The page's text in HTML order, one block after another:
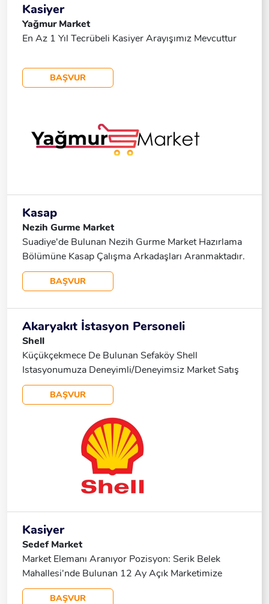
Kasiyer
Yağmur Market
En Az 1 Yıl Tecrübeli Kasiyer Arayışımız Mevcuttur
BAŞVUR
Kasap
Nezih Gurme Market
Suadiye'de Bulunan Nezih Gurme Market Hazırlama
Bölümüne Kasap Çalışma Arkadaşları Aranmaktadır.
📞 539 316 52 42
BAŞVUR
Akaryakıt İstasyon Personeli
Shell
Küçükçekmece De Bulunan Sefaköy Shell
Istasyonumuza Deneyimli/deneyimsiz Market Satış
Elemanı Aranmaktadır. Vardiyalı Bir Iş Olup
Vardiyalar 07:00-15:00 15:00-23:00 23:00-07:00
Mevcuttur. Detaylar Yüzyüze Görüşülecektir. 11 Ila
18 Saatleri Arası Ulaşım Sağlayabilirsiniz. 📞 541
BAŞVUR
Kasiyer
Sedef Market
Market Elemanı Aranıyor Pozisyon: Serik Belek
Mahallesi'nde Bulunan 12 Ay Açık Marketimize
Eleman Aranmaktadır. Aranan Nitelikler: Güler Yüzlü
BAŞVUR